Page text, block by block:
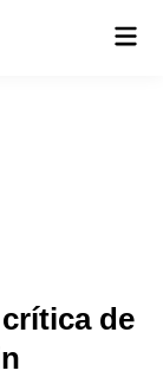
crítica de